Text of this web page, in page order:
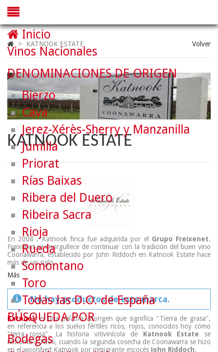
> KATNOOK ESTATE Volver
KATNOOK ESTATE
En 2008 , Katnook finca fue adquirida por el Grupo Freixenet.
Freixenet se enorgullece de continuar con la tradición del buen vino
Coonawarra, establecido por John Riddoch en Katnook Estate hace
más de un siglo.
Más
No hay productos de este marca.
Katnook es una palabra aborigen que significa "Tierra de grasa",
en referencia a los suelos fértiles ricos, rojos, conocidos hoy como
"terra rossa". La historia vitivinícola de Katnook Estate se
remonta a 1896, cuando la segunda cosecha de Coonawarra se hizo
en el woolshed Katnook por inmigrante escocés John Riddoch.
Inicio
Vinos Nacionales
DENOMINACIONES DE ORIGEN
Bierzo
Cava
Jerez-Xérès-Sherry y Manzanilla
Jumilla
Priorat
Rías Baixas
Ribera del Duero
Ribeira Sacra
Rioja
Rueda
Somontano
Toro
Todas las D.O. de España
BÚSQUEDA POR
Bodegas